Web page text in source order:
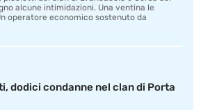
alcune intimidazioni. Una ventina le
operatore economico sostenuto da
dodici condanne nel clan di Porta